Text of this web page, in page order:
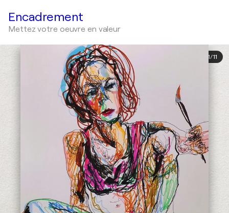
Encadrement
Mettez votre oeuvre en valeur
1/11